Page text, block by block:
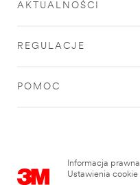
AKTUALNOŚCI
REGULACJE
POMOC
Informacja prawna
Ustawienia cookie